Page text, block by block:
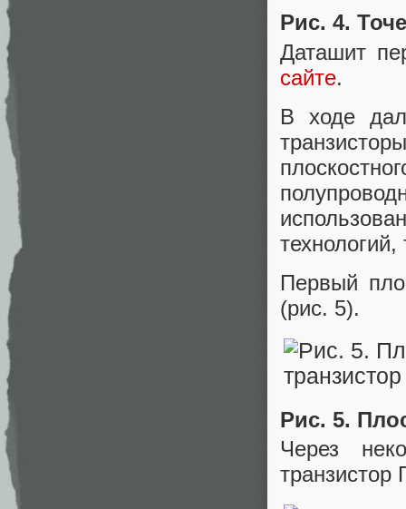
Рис. 4.
Даташит
сайте.
В ходе
Первый
(рис. 5).
Рис. 5.
Через
транзистор